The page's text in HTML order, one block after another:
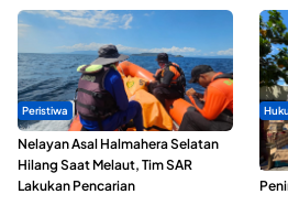
Peristiwa
Nelayan Asal Halmahera Selatan
Hilang Saat Melaut, Tim SAR
Lakukan Pencarian